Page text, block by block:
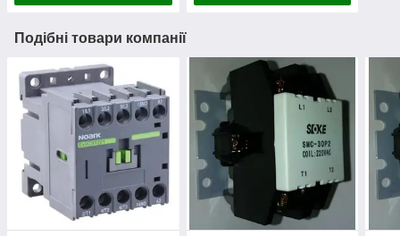
Подібні товари компанії